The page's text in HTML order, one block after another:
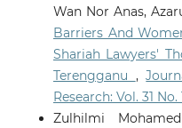
Wan Nor Anas,
Barriers And
Shariah Lawyers'
Terengganu ,
Research: Vol. 31
Zulhilmi